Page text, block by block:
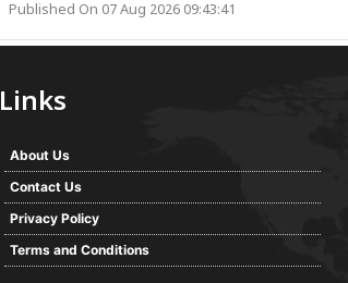
Published On 07 Aug 2026 09:43:41
Links
About Us
Contact Us
Privacy Policy
Terms and Conditions